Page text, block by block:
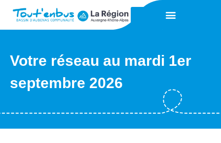
Votre réseau au mardi 1er
septembre 2026